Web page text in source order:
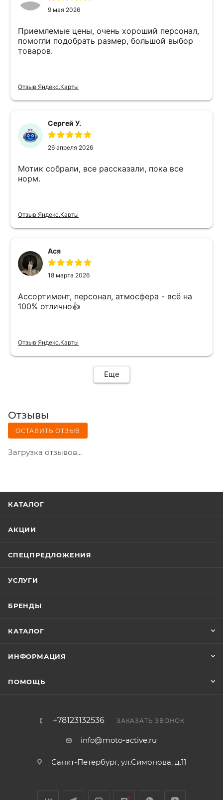
9 мая 2026
Приемлемые цены, очень хороший персонал,
помогли подобрать размер, большой выбор
товаров.
Отзыв Яндекс.Карты
Сергей У.
26 апреля 2026
Мотик собрали, все рассказали, пока все
норм.
Отзыв Яндекс.Карты
Ася
18 марта 2026
Ассортимент, персонал, атмосфера - всё на
100% отлично👍
Отзыв Яндекс.Карты
Еще
Отзывы
ОСТАВИТЬ ОТЗЫВ
Загрузка отзывов...
КАТАЛОГ
АКЦИИ
СПЕЦПРЕДЛОЖЕНИЯ
УСЛУГИ
БРЕНДЫ
КАТАЛОГ
ИНФОРМАЦИЯ
ПОМОЩЬ
+78123132536 ЗАКАЗАТЬ ЗВОНОК
info@moto-active.ru
Санкт-Петербург, ул.Симонова, д.11